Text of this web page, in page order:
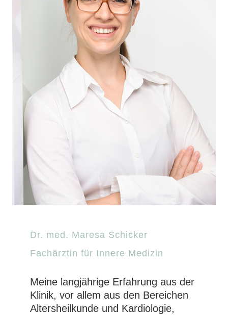
Dr. med. Maresa Schicker
Fachärztin für Innere Medizin
Meine langjährige Erfahrung aus der
Klinik, vor allem aus den Bereichen
Altersheilkunde und Kardiologie,